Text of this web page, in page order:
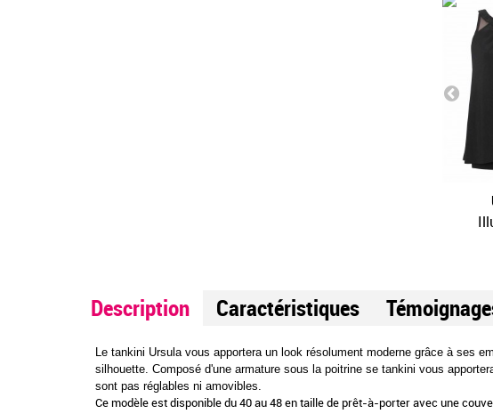
Description Caractéristiques
Le tankini Ursula vous apportera un look résolument moderne grâce à ses
silhouette. Composé d'une armature sous la poitrine se tankini vous
sont pas réglables ni amovibles.
Ce modèle est disponible du 40 au 48 en taille de prêt-à-porter avec une